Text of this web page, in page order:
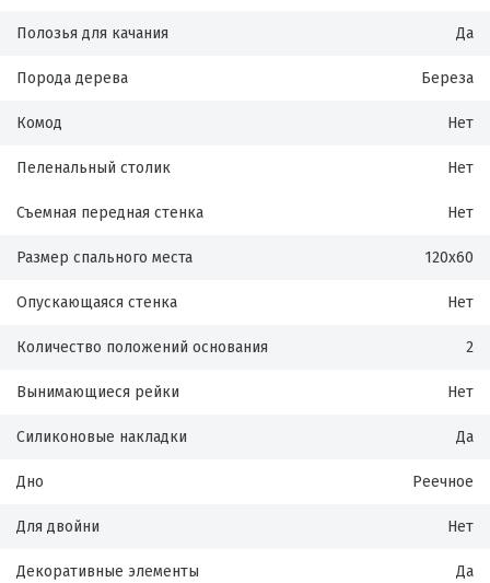
Полозья для качания Да
Порода дерева Береза
Комод Нет
Пеленальный столик Нет
Съемная передная стенка Нет
Размер спального места 120х60
Опускающаяся стенка Нет
Количество положений основания 2
Вынимающиеся рейки Нет
Силиконовые накладки Да
Дно Реечное
Для двойни Нет
Декоративные элементы Да